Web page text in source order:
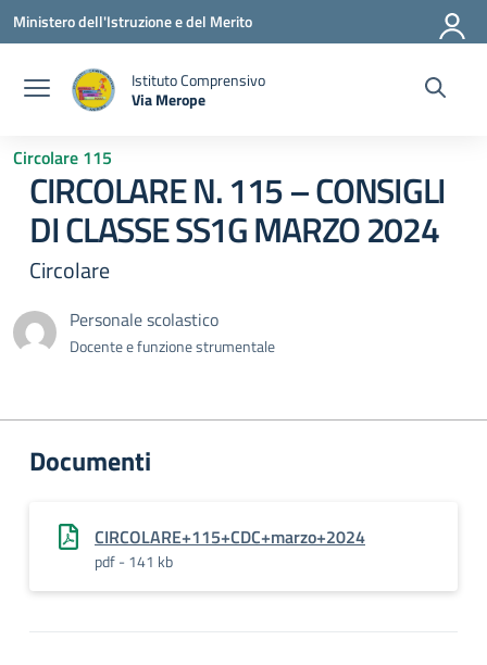
Vai ai contenuti
Vai al menu di navigazione
Vai al footer
Ministero dell'Istruzione e del Merito
Istituto Comprensivo
Via Merope
Circolare 115
CIRCOLARE N. 115 – CONSIGLI
DI CLASSE SS1G MARZO 2024
Circolare
Personale scolastico
Docente e funzione strumentale
Documenti
CIRCOLARE+115+CDC+marzo+2024
pdf - 141 kb